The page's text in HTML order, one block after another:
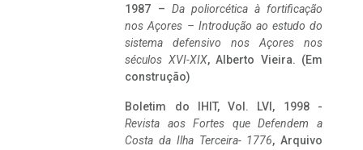
1987 – Da poliorcética à fortificação
nos Açores – Introdução ao estudo do
sistema defensivo nos Açores nos
séculos XVI-XIX, Alberto Vieira. (Em
construção)
Boletim do IHIT, Vol. LVI, 1998 -
Revista aos Fortes que Defendem a
Costa da Ilha Terceira- 1776, Arquivo